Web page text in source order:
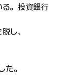
。投資銀行
し、
た。